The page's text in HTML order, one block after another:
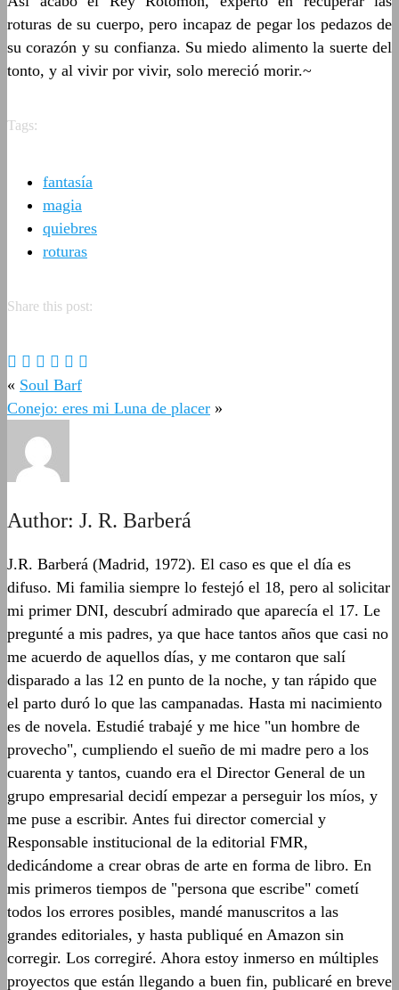
roturas de su cuerpo, pero incapaz de pegar los pedazos de
su corazón y su confianza. Su miedo alimento la suerte del
tonto, y al vivir por vivir, solo mereció morir.~
Tags:
fantasía
magia
quiebres
roturas
Share this post:
« Soul Barf
Conejo: eres mi Luna de placer »
Author: J. R. Barberá
J.R. Barberá (Madrid, 1972). El caso es que el día es
difuso. Mi familia siempre lo festejó el 18, pero al solicitar
mi primer DNI, descubrí admirado que aparecía el 17. Le
pregunté a mis padres, ya que hace tantos años que casi no
me acuerdo de aquellos días, y me contaron que salí
disparado a las 12 en punto de la noche, y tan rápido que
el parto duró lo que las campanadas. Hasta mi nacimiento
es de novela. Estudié trabajé y me hice "un hombre de
provecho", cumpliendo el sueño de mi madre pero a los
cuarenta y tantos, cuando era el Director General de un
grupo empresarial decidí empezar a perseguir los míos, y
me puse a escribir. Antes fui director comercial y
Responsable institucional de la editorial FMR,
dedicándome a crear obras de arte en forma de libro. En
mis primeros tiempos de "persona que escribe" cometí
todos los errores posibles, mandé manuscritos a las
grandes editoriales, y hasta publiqué en Amazon sin
corregir. Los corregiré. Ahora estoy inmerso en múltiples
proyectos que están llegando a buen fin, publicaré en breve